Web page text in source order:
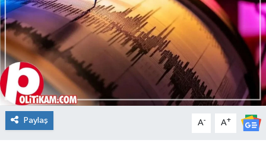
Paylaş A- A+
Edremit
EĞİTİM
EKONOMİ
Erdek